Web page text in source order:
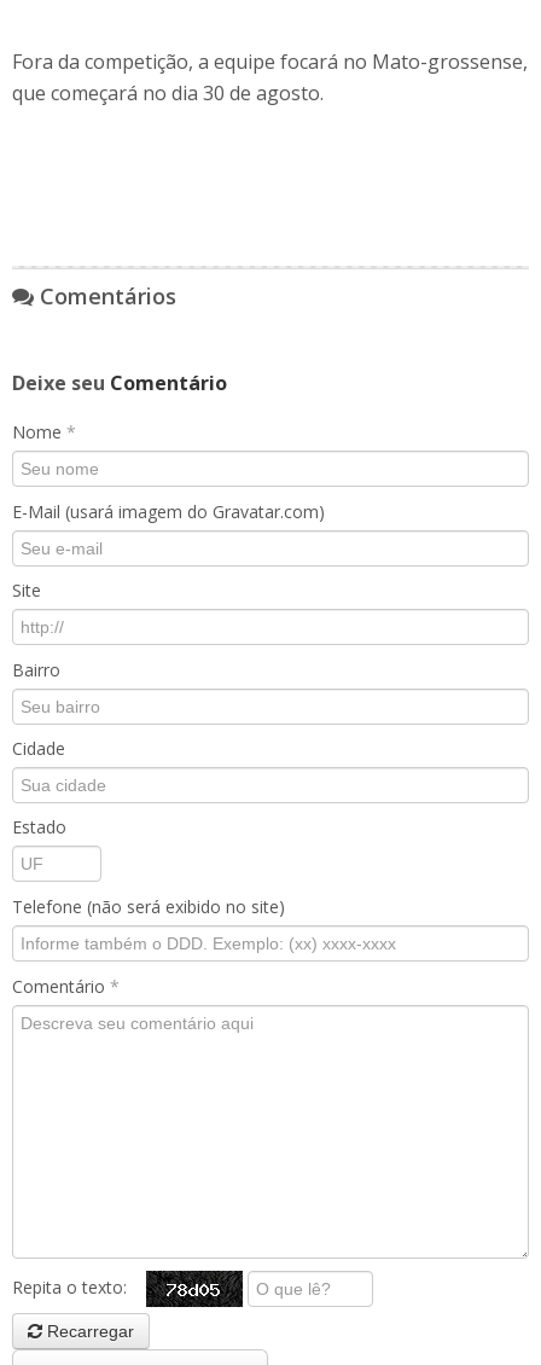
Fora da competição, a equipe focará no Mato-grossense,
que começará no dia 30 de agosto.
Comentários
Deixe seu Comentário
Nome *
E-Mail (usará imagem do Gravatar.com)
Site
Bairro
Cidade
Estado
Telefone (não será exibido no site)
Comentário *
Repita o texto:
Recarregar